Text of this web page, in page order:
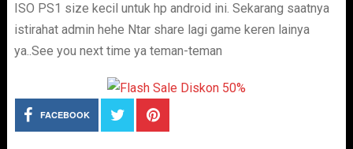
ISO PS1 size kecil untuk hp android ini. Sekarang saatnya
istirahat admin hehe Ntar share lagi game keren lainya
ya..See you next time ya teman-teman
FACEBOOK